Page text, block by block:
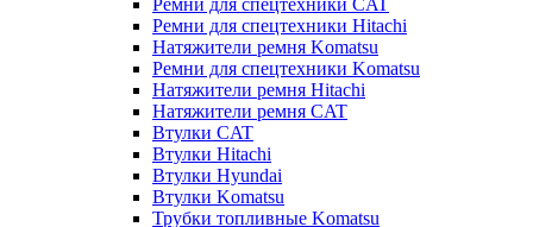
Ремни для спецтехники CAT
Ремни для спецтехники Hitachi
Натяжители ремня Komatsu
Ремни для спецтехники Komatsu
Натяжители ремня Hitachi
Натяжители ремня CAT
Втулки CAT
Втулки Hitachi
Втулки Hyundai
Втулки Komatsu
Трубки топливные Komatsu